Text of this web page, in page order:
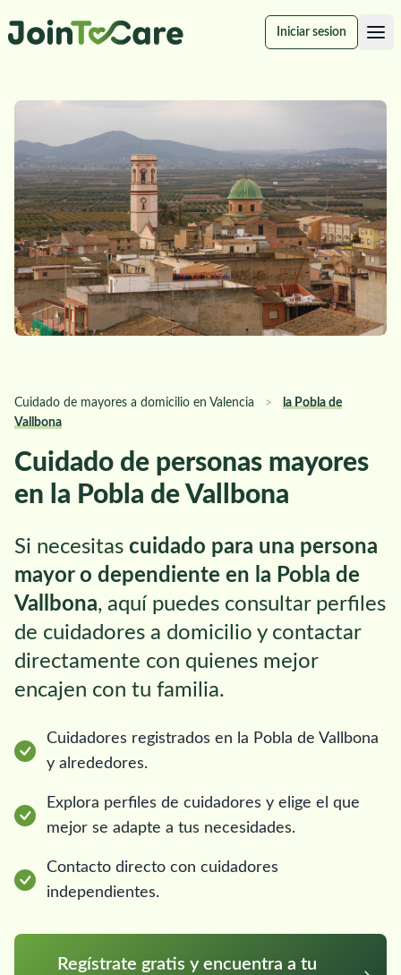
Iniciar sesion
Cuidado de mayores a domicilio en Valencia >
la Pobla de
Vallbona
Cuidado de personas mayores
en la Pobla de Vallbona
Si necesitas cuidado para una persona
mayor o dependiente en la Pobla de
Vallbona, aquí puedes consultar perfiles
de cuidadores a domicilio y contactar
directamente con quienes mejor
encajen con tu familia.
Cuidadores registrados en la Pobla de Vallbona
y alrededores.
Explora perfiles de cuidadores y elige el que
mejor se adapte a tus necesidades.
Contacto directo con cuidadores
independientes.
Regístrate gratis y encuentra a tu